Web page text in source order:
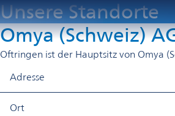
Unsere Standorte
Omya (Schweiz)
Oftringen ist der Hauptsitz von Omya
​Adresse
​Ort